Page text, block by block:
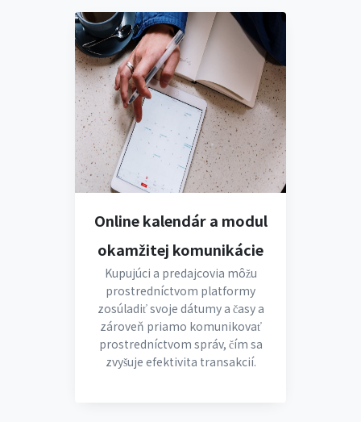
Online kalendár a modul
okamžitej komunikácie
Kupujúci a predajcovia môžu
prostredníctvom platformy
zosúladiť svoje dátumy a časy a
zároveň priamo komunikovať
prostredníctvom správ, čím sa
zvyšuje efektivita transakcií.